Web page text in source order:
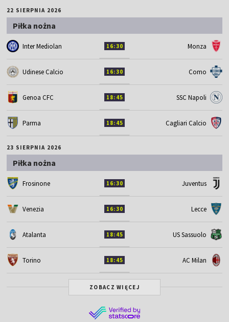
22 SIERPNIA 2026
Piłka nożna
Inter Mediolan 16:30 Monza
Udinese Calcio 16:30 Como
Genoa CFC 18:45 SSC Napoli
Parma 18:45 Cagliari Calcio
23 SIERPNIA 2026
Piłka nożna
Frosinone 16:30 Juventus
Venezia 16:30 Lecce
Atalanta 18:45 US Sassuolo
Torino 18:45 AC Milan
ZOBACZ WIĘCEJ